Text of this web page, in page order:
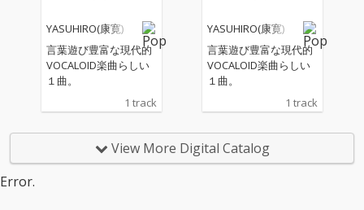
YASUHIRO(康寛)
言葉遊び豊富な現代的
VOCALOID楽曲らしい
１曲。
1 track
YASUHIRO(康寛)
言葉遊び豊富な現代的
VOCALOID楽曲らしい
１曲。
1 track
View More Digital Catalog
Error.